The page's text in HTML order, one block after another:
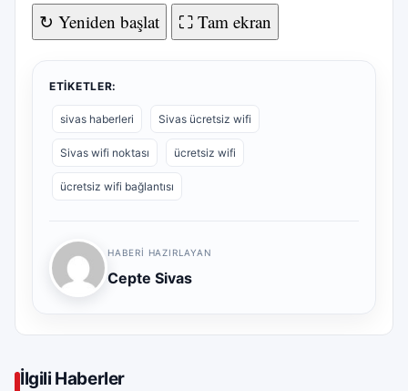
↻ Yeniden başlat ⛶ Tam ekran
ETIKETLER:
sivas haberleri Sivas ücretsiz wifi
Sivas wifi noktası ücretsiz wifi
ücretsiz wifi bağlantısı
HABERI HAZIRLAYAN
Cepte Sivas
İlgili Haberler